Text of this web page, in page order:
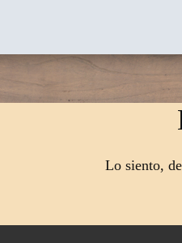
Lo siento,